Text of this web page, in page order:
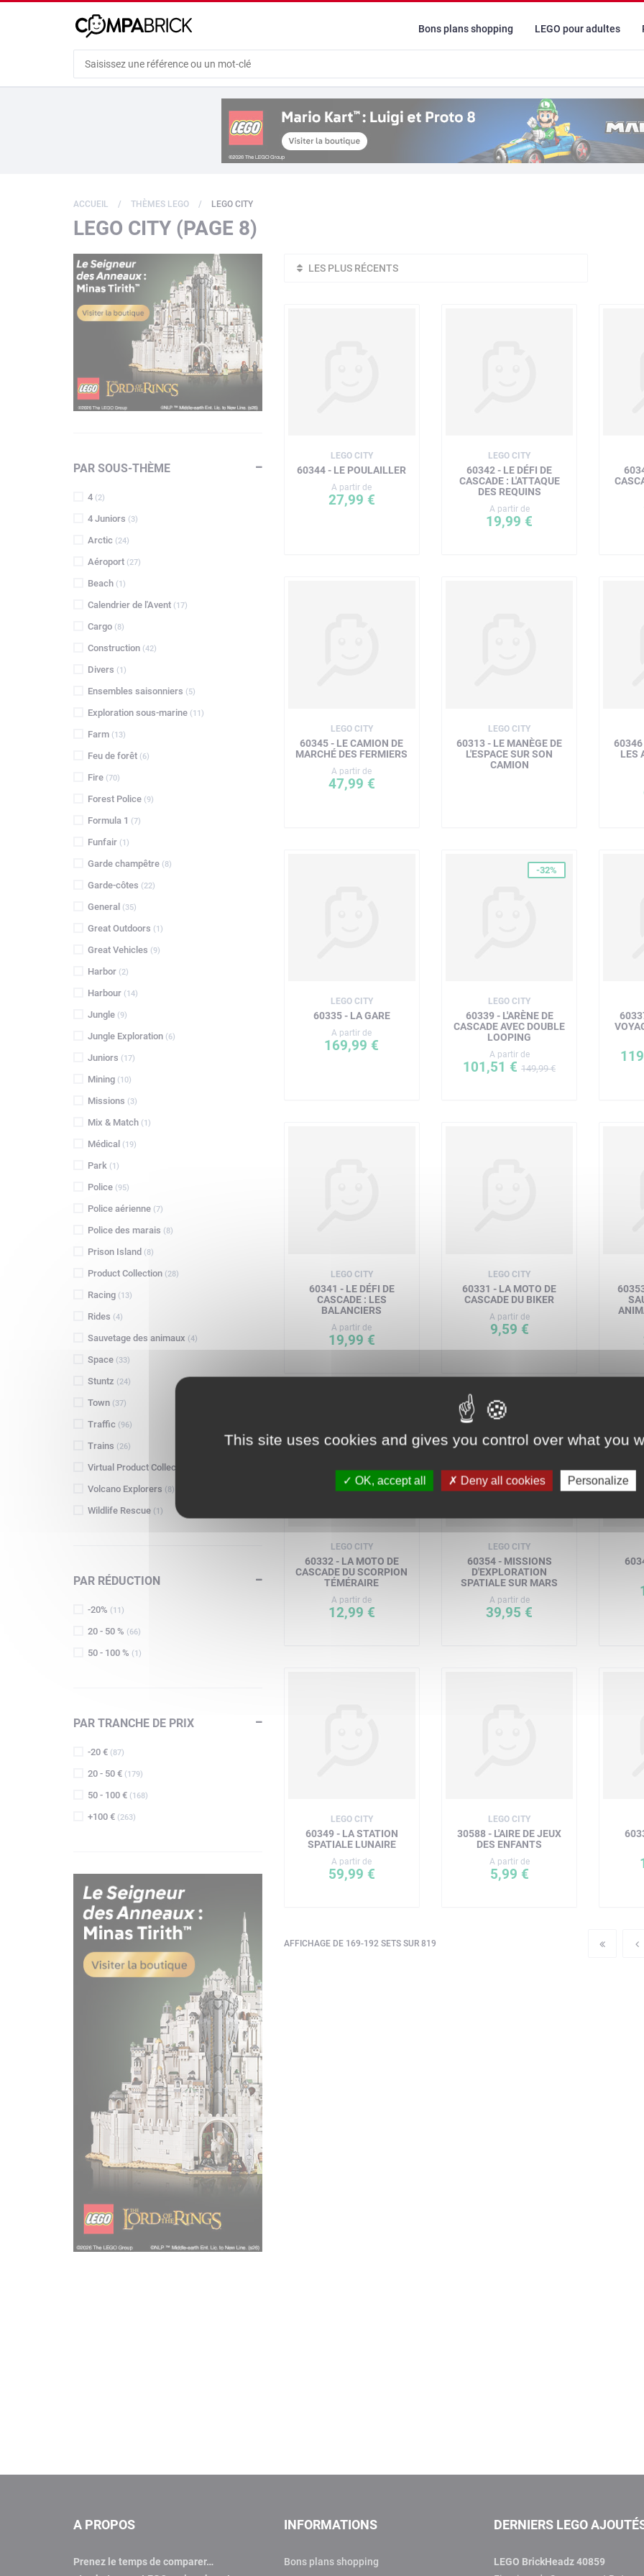
Bons plans shopping LEGO pour adultes
ACCUEIL THÈMES LEGO LEGO CITY
LEGO CITY (PAGE 8)
PAR SOUS-THÈME
4 (2)
4 Juniors (3)
Arctic (24)
Aéroport (27)
Beach (1)
Calendrier de l'Avent (17)
Cargo (8)
Construction (42)
Divers (1)
Ensembles saisonniers (5)
Exploration sous-marine (11)
Farm (13)
Feu de forêt (6)
Fire (70)
Forest Police (9)
Formula 1 (7)
Funfair (1)
Garde champêtre (8)
Garde-côtes (22)
General (35)
Great Outdoors (1)
Great Vehicles (9)
Harbor (2)
Harbour (14)
Jungle (9)
Jungle Exploration (6)
Juniors (17)
Mining (10)
Missions (3)
Mix & Match (1)
Médical (19)
Park (1)
Police (95)
Police aérienne (7)
Police des marais (8)
Prison Island (8)
Product Collection (28)
Racing (13)
Rides (4)
Sauvetage des animaux (4)
Space (33)
Stuntz (24)
Town (37)
Traffic (96)
Trains (26)
Virtual Product Collection
Volcano Explorers (8)
Wildlife Rescue (1)
PAR RÉDUCTION
-20% (11)
20 - 50 % (66)
50 - 100 % (1)
PAR TRANCHE DE PRIX
-20 € (87)
20 - 50 € (179)
50 - 100 € (168)
+100 € (263)
LES PLUS RÉCENTS
LEGO CITY
60344 - LE POULAILLER
A partir de
27,99 €
LEGO CITY
60342 - LE DÉFI DE
CASCADE : L'ATTAQUE
DES REQUINS
A partir de
19,99 €
LEGO CITY
60345 - LE CAMION DE
MARCHÉ DES FERMIERS
A partir de
47,99 €
LEGO CITY
60313 - LE MANÈGE DE
L'ESPACE SUR SON
CAMION
60346
LES
LEGO CITY
60335 - LA GARE
A partir de
169,99 €
-32%
LEGO CITY
60339 - L'ARÈNE DE
CASCADE AVEC DOUBLE
LOOPING
A partir de
101,51 €149,99 €
LEGO CITY
60341 - LE DÉFI DE
CASCADE : LES
BALANCIERS
A partir de
19,99 €
LEGO CITY
60331 - LA MOTO DE
CASCADE DU BIKER
A partir de
9,59 €
LEGO CITY
60332 - LA MOTO DE
CASCADE DU SCORPION
TÉMÉRAIRE
A partir de
12,99 €
LEGO CITY
60354 - MISSIONS
D'EXPLORATION
SPATIALE SUR MARS
A partir de
39,95 €
LEGO CITY
60349 - LA STATION
SPATIALE LUNAIRE
A partir de
59,99 €
LEGO CITY
30588 - L'AIRE DE JEUX
DES ENFANTS
A partir de
5,99 €
AFFICHAGE DE 169-192 SETS SUR 819
A PROPOS
Prenez le temps de comparer…
INFORMATIONS
Bons plans shopping
DERNIERS LEGO
LEGO BrickHeadz 40859
This site uses cookies and gives you control over what you
OK, accept all Deny all cookies Personalize